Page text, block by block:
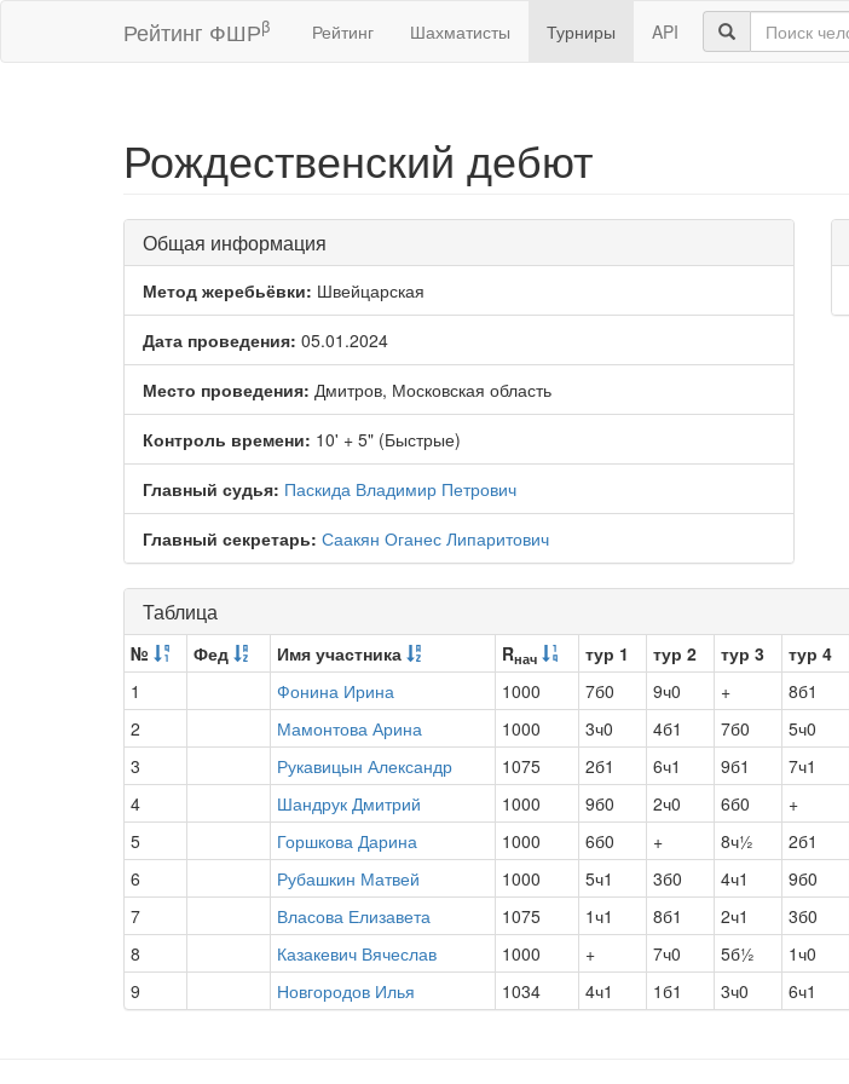
Рейтинг ФШРβ Рейтинг Шахматисты Турниры API
Рождественский дебют
Общая информация
Метод жеребьёвки: Швейцарская
Дата проведения: 05.01.2024
Место проведения: Дмитров, Московская область
Контроль времени: 10' + 5" (Быстрые)
Главный судья: Паскида Владимир Петрович
Главный секретарь: Саакян Оганес Липаритович
Таблица
№ Фед Имя участника Rнач тур 1 тур 2 тур 3 тур 4
1
Фонина Ирина 1000 7б0 9ч0 + 8б1
2
Мамонтова Арина 1000 3ч0 4б1 7б0 5ч0
3
Рукавицын Александр 1075 2б1 6ч1 9б1 7ч1
4
Шандрук Дмитрий 1000 9б0 2ч0 6б0 +
5
Горшкова Дарина 1000 6б0 + 8ч½ 2б1
6
Рубашкин Матвей 1000 5ч1 3б0 4ч1 9б0
7
Власова Елизавета 1075 1ч1 8б1 2ч1 3б0
8
Казакевич Вячеслав 1000 + 7ч0 5б½ 1ч0
9
Новгородов Илья 1034 4ч1 1б1 3ч0 6ч1